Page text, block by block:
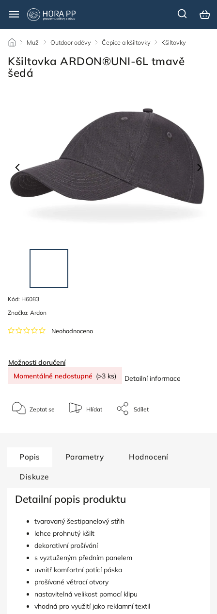
/ Muži / Outdoor oděvy / Čepice a kšiltovky / Kšiltovky
Kšiltovka ARDON®UNI-6L tmavě
šedá
Kód: H6083
Neohodnoceno
Značka: Ardon
Možnosti doručení
Momentálně nedostupné (>3 ks) Detailní informace
Zeptat se Hlídat Sdílet
Popis Parametry Hodnocení
Diskuze
Detailní popis produktu
tvarovaný šestipanelový střih
lehce prohnutý kšilt
dekorativní prošívání
s vyztuženým předním panelem
uvnitř komfortní potící páska
prošívané větrací otvory
nastavitelná velikost pomocí klipu
vhodná pro využití jako reklamní textil